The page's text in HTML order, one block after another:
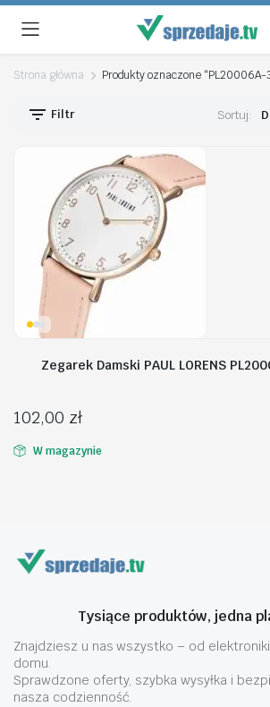
Strona główna Produkty oznaczone “PL20006A-
Filtr Sortuj:
Zegarek Damski PAUL LORENS
102,00 zł
W magazynie
Tysiące produktów, jedna
Znajdziesz u nas wszystko – od
domu.
Sprawdzone oferty, szybka wysyłka i
nasza codzienność.